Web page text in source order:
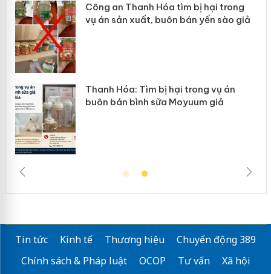
an Thanh Hóa tìm bị hại trong
án sản xuất, buôn bán yến sào giả
Hóa: Tìm bị hại trong vụ án
bán bình sữa Moyuum giả
Lào
mại
Tin tức Kinh tế Thương hiệu
Chuyển động 389
Chính sách & Pháp luật
OCOP Tư vấn
Xã hội